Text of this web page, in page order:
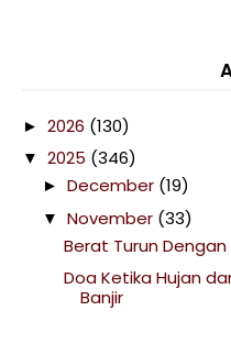
► 2026 (130)
▼ 2025 (346)
► December (19)
▼ November (33)
Berat Turun
Doa Ketika Hujan
Banjir